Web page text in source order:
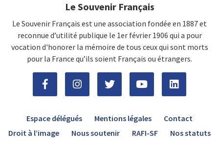
Le Souvenir Français
Le Souvenir Français est une association fondée en 1887 et
reconnue d’utilité publique le 1er février 1906 qui a pour
vocation d'honorer la mémoire de tous ceux qui sont morts
pour la France qu’ils soient Français ou étrangers.
Espace délégués Mentions légales
Contact
Droit à l’image
Nous soutenir RAFI-SF Nos statuts